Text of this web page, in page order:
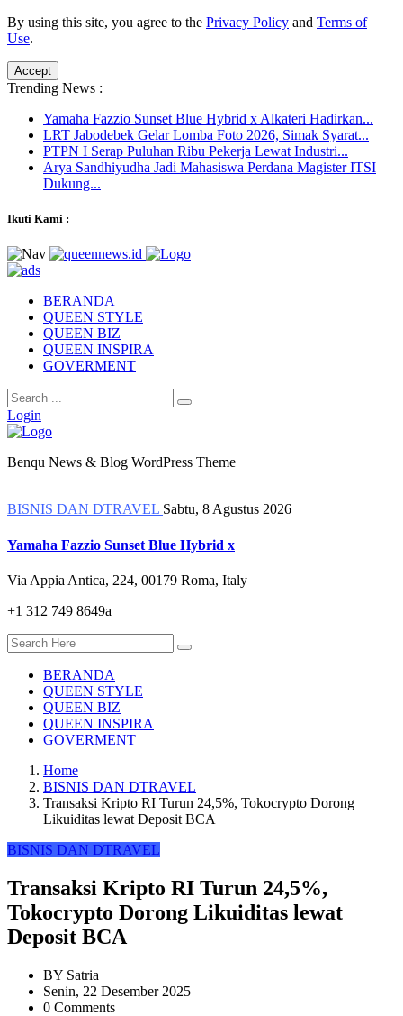
By using this site, you agree to the Privacy Policy and Terms of
Use.
Accept
Trending News :
Yamaha Fazzio Sunset Blue Hybrid x Alkateri Hadirkan...
LRT Jabodebek Gelar Lomba Foto 2026, Simak Syarat...
PTPN I Serap Puluhan Ribu Pekerja Lewat Industri...
Arya Sandhiyudha Jadi Mahasiswa Perdana Magister ITSI
Dukung...
Ikuti Kami :
BERANDA
QUEEN STYLE
QUEEN BIZ
QUEEN INSPIRA
GOVERMENT
Login
Benqu News & Blog WordPress Theme
BISNIS DAN DTRAVEL Sabtu, 8 Agustus 2026
Yamaha Fazzio Sunset Blue Hybrid x
Via Appia Antica, 224, 00179 Roma, Italy
+1 312 749 8649a
BERANDA
QUEEN STYLE
QUEEN BIZ
QUEEN INSPIRA
GOVERMENT
Home
BISNIS DAN DTRAVEL
Transaksi Kripto RI Turun 24,5%, Tokocrypto Dorong
Likuiditas lewat Deposit BCA
BISNIS DAN DTRAVEL
Transaksi Kripto RI Turun 24,5%,
Tokocrypto Dorong Likuiditas lewat
Deposit BCA
BY Satria
Senin, 22 Desember 2025
0 Comments